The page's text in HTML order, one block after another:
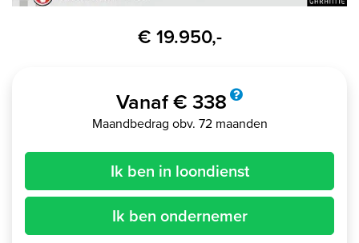
€ 19.950,-
Vanaf € 338
Maandbedrag obv. 72 maanden
Ik ben in loondienst
Ik ben ondernemer